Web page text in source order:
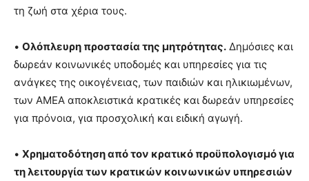
τη ζωή στα χέρια τους.
• Ολόπλευρη προστασία της μητρότητας. Δημόσιες και
δωρεάν κοινωνικές υποδομές και υπηρεσίες για τις
ανάγκες της οικογένειας, των παιδιών και ηλικιωμένων,
των ΑΜΕΑ αποκλειστικά κρατικές και δωρεάν υπηρεσίες
για πρόνοια, για προσχολική και ειδική αγωγή.
• Χρηματοδότηση από τον κρατικό προϋπολογισμό για
τη λειτουργία των κρατικών κοινωνικών υπηρεσιών